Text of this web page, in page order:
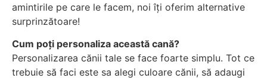
amintirile pe care le facem, noi îți oferim alternative
surprinzătoare!
Cum poți personaliza această cană?
Personalizarea cănii tale se face foarte simplu. Tot ce
trebuie să faci este sa alegi culoare cănii, să adaugi